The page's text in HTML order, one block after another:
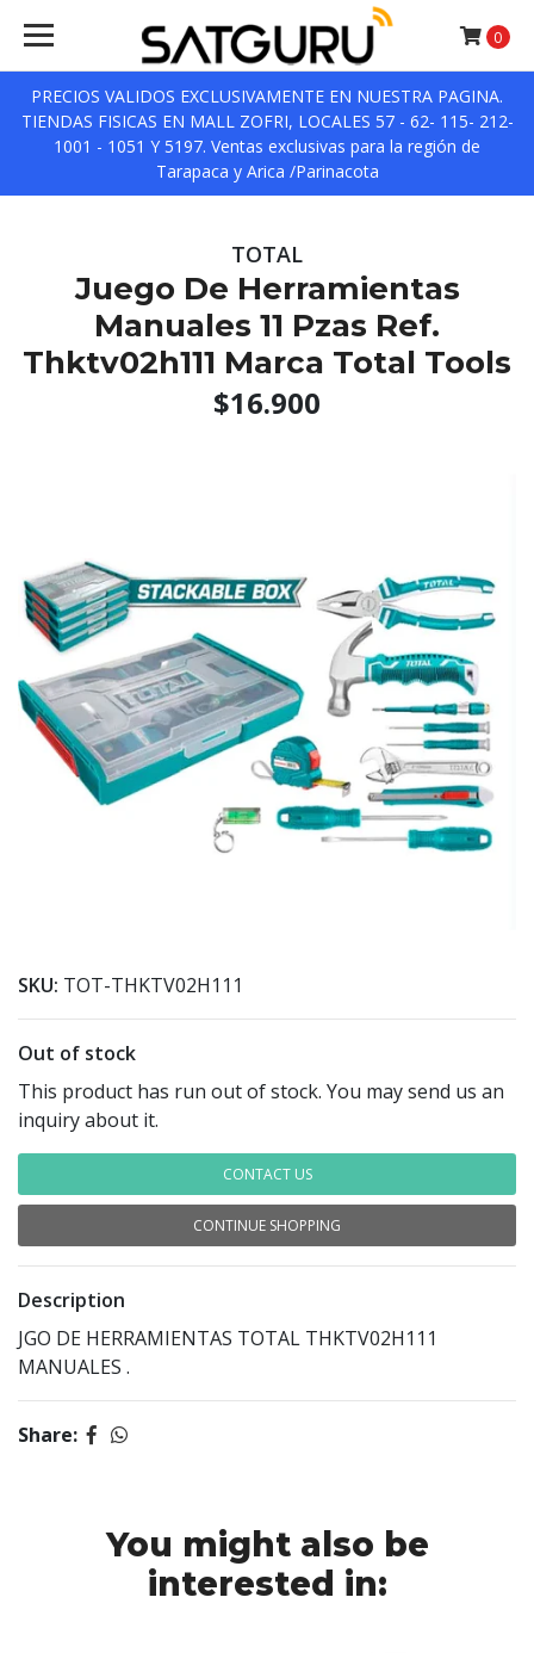
PRECIOS VALIDOS EXCLUSIVAMENTE EN NUESTRA PAGINA.
TIENDAS FISICAS EN MALL ZOFRI, LOCALES 57 - 62- 115- 212-
1001 - 1051 Y 5197. Ventas exclusivas para la región de
Tarapaca y Arica /Parinacota
0
TOTAL
Juego De Herramientas
Manuales 11 Pzas Ref.
Thktv02h111 Marca Total Tools
$16.900
SKU: TOT-THKTV02H111
Out of stock
This product has run out of stock. You may send us an
inquiry about it.
CONTACT US
CONTINUE SHOPPING
Description
JGO DE HERRAMIENTAS TOTAL THKTV02H111
MANUALES .
Share:
You might also be
interested in: